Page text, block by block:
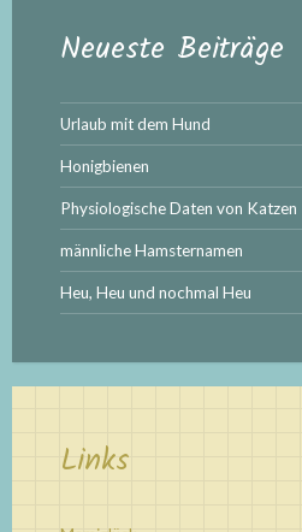
Neueste Beiträge
Urlaub mit dem Hund
Honigbienen
Physiologische Daten von Katzen
männliche Hamsternamen
Heu, Heu und nochmal Heu
Links